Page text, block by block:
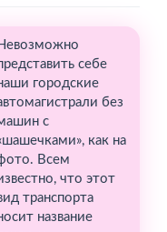
себе
городские
без
с
как на
Всем
что этот
транспорта
название